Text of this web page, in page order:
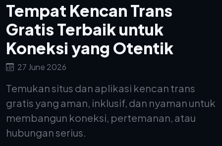
Tempat Kencan Trans
Gratis Terbaik untuk
Koneksi yang Otentik
27 June 2026
Temukan situs dan aplikasi kencan trans
gratis yang aman, inklusif, dan nyaman untuk
membangun koneksi, pertemanan, atau
hubungan serius.